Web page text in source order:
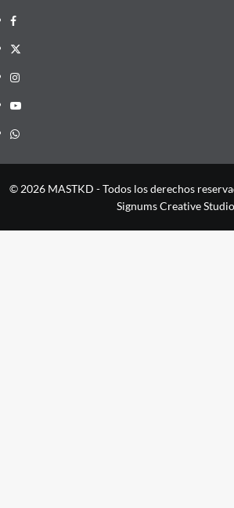
Facebook
X
Instagram
YouTube
Whatsapp